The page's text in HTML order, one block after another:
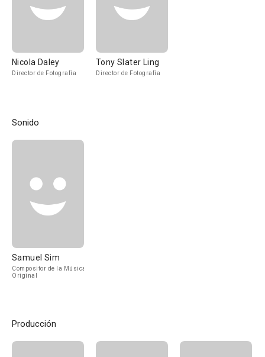
Nicola Daley
Director de Fotografía
Tony Slater Ling
Director de Fotografía
Sonido
Samuel Sim
Compositor de la Música
Original
Producción